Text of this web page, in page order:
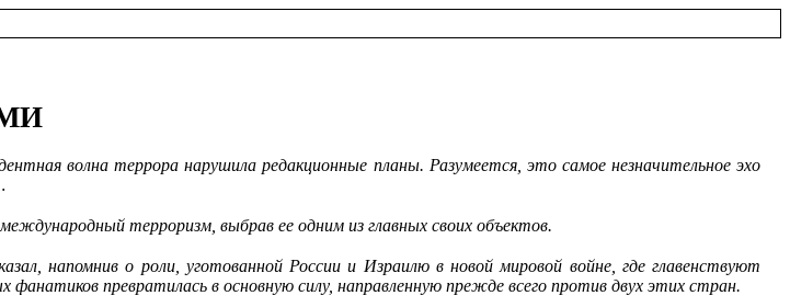
волна террора нарушила редакционные планы. Разумеется, это самое незначительное эхо
терроризм, выбрав ее одним из главных своих объектов.
напомнив о роли, уготованной России и Израилю в новой мировой войне, где главенствуют
превратилась в основную силу, направленную прежде всего против двух этих стран.